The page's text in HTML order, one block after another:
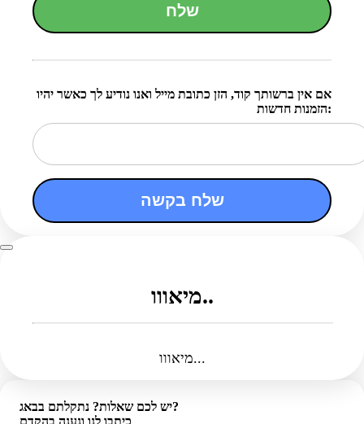
שלח
אם אין ברשותך קוד, הזן כתובת מייל ואנו נודיע לך כאשר יהיו
הזמנות חדשות:
שלח בקשה
מיאווו..
מיאווו...
יש לכם שאלות? נתקלתם בבאג?
כיתבו לנו ונענה בהקדם